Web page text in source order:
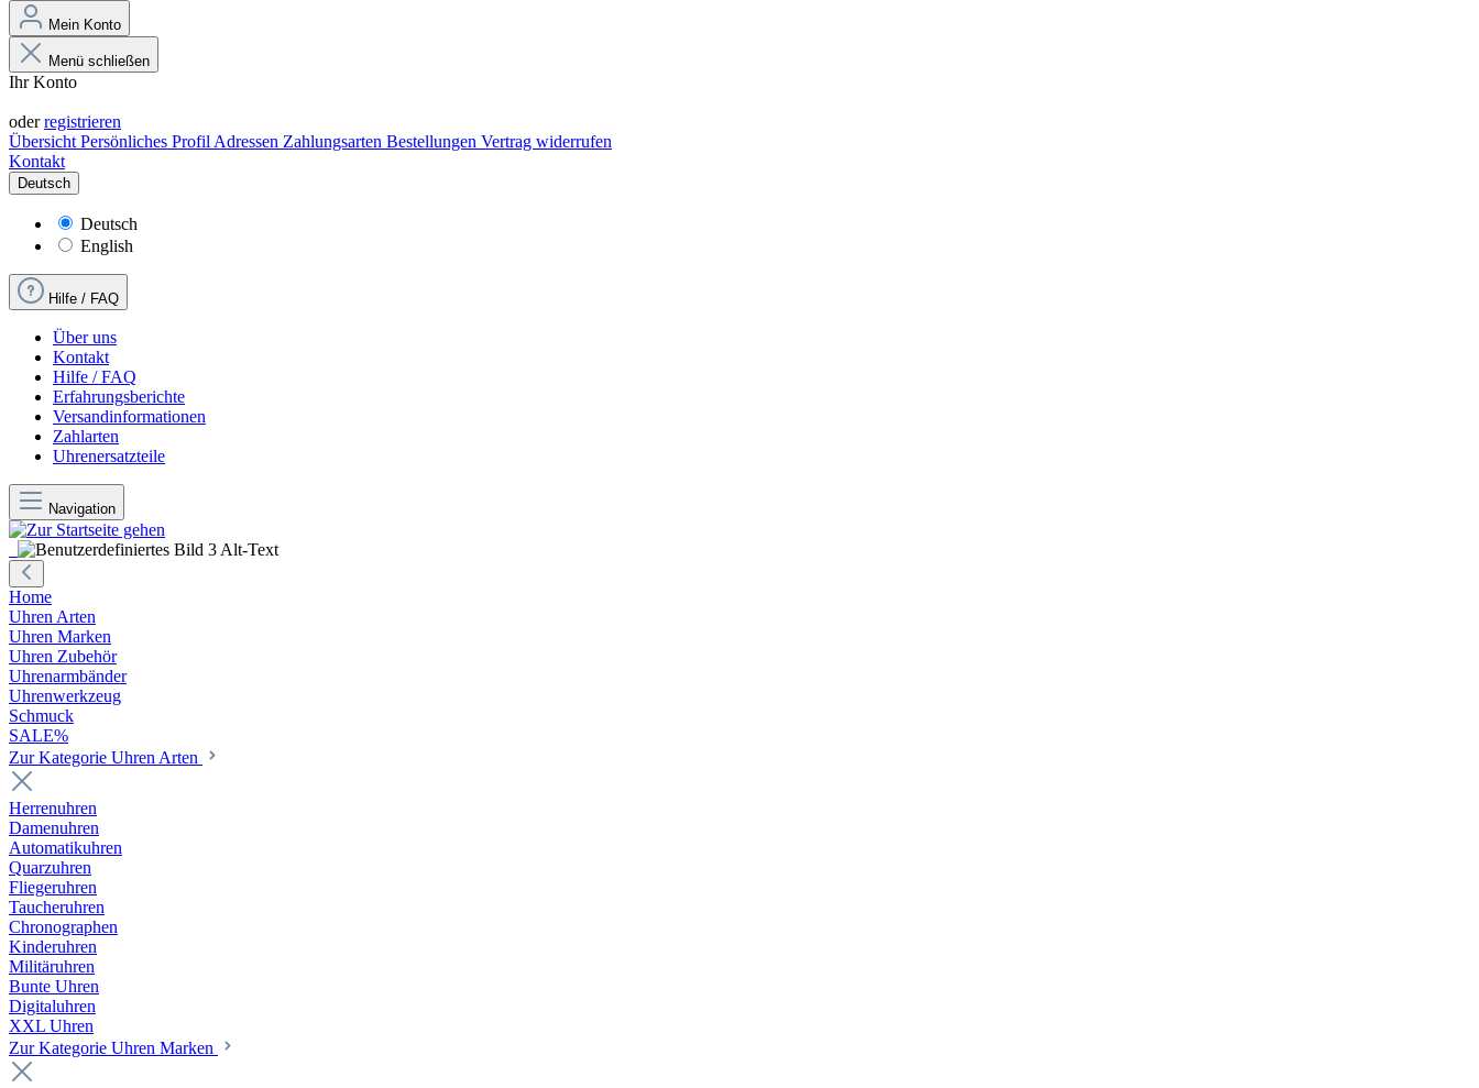
Mein Konto
Menü schließen
Ihr Konto
oderregistrieren
Übersicht Persönliches Profil Adressen Zahlungsarten Bestellungen Vertrag widerrufen
Kontakt
Deutsch
Deutsch
English
Hilfe / FAQ
Über uns
Kontakt
Hilfe / FAQ
Erfahrungsberichte
Versandinformationen
Zahlarten
Uhrenersatzteile
Navigation
Home
Uhren Arten
Uhren Marken
Uhren Zubehör
Uhrenarmbänder
Uhrenwerkzeug
Schmuck
SALE%
Zur Kategorie Uhren Arten
Herrenuhren
Damenuhren
Automatikuhren
Quarzuhren
Fliegeruhren
Taucheruhren
Chronographen
Kinderuhren
Militäruhren
Bunte Uhren
Digitaluhren
XXL Uhren
Zur Kategorie Uhren Marken